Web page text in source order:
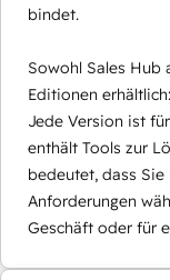
bindet.
Sowohl Sales Hub
Editionen
Jede Version ist
enthält Tools zur
bedeutet, dass Sie
Anforderungen
Geschäft oder für